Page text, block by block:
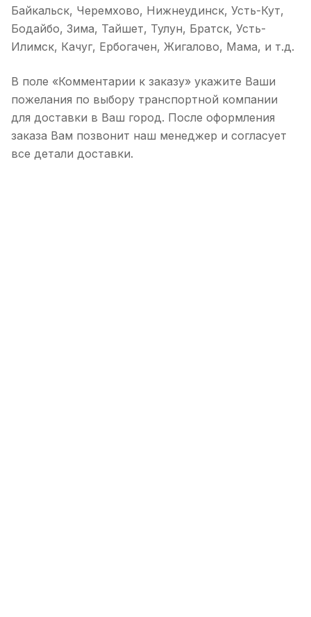
Байкальск, Черемхово, Нижнеудинск, Усть-Кут,
Бодайбо, Зима, Тайшет, Тулун, Братск, Усть-
Илимск, Качуг, Ербогачен, Жигалово, Мама, и т.д.
В поле «Комментарии к заказу» укажите Ваши
пожелания по выбору транспортной компании
для доставки в Ваш город. После оформления
заказа Вам позвонит наш менеджер и согласует
все детали доставки.